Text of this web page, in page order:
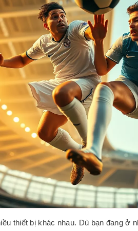
thiết bị khác nhau. Dù bạn đang ở